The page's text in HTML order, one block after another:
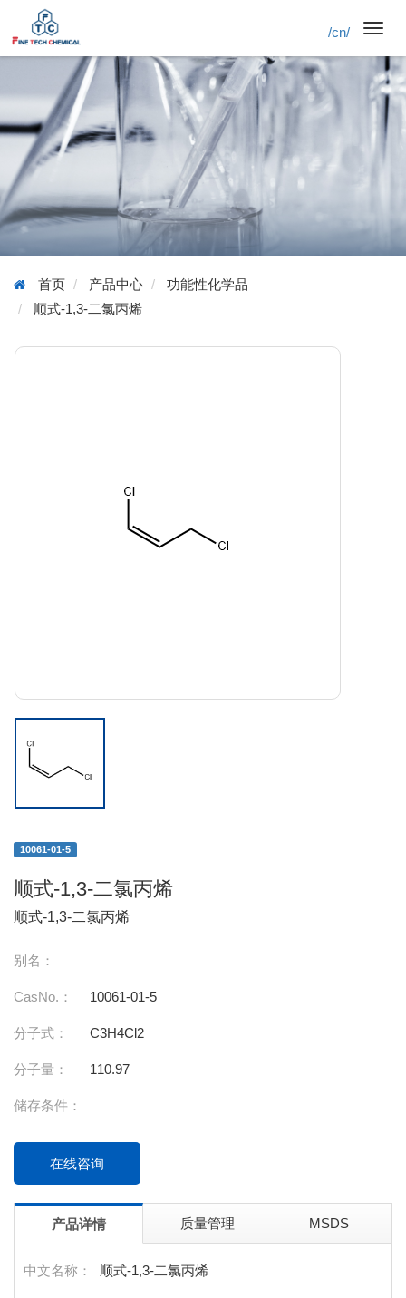
/cn/
首页 产品中心
功能性化学品
顺式-1,3-二氯丙烯
10061-01-5
顺式-1,3-二氯丙烯
顺式-1,3-二氯丙烯
别名：
CasNo.： 10061-01-5
分子式： C3H4Cl2
分子量： 110.97
储存条件：
在线咨询
产品详情 质量管理 MSDS
中文名称： 顺式-1,3-二氯丙烯